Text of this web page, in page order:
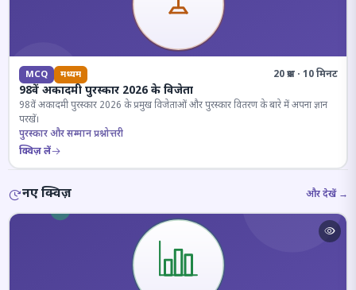
MCQ मध्यम 20 प्रश्न · 10 मिनट
98वें अकादमी पुरस्कार 2026 के विजेता
98वें अकादमी पुरस्कार 2026 के प्रमुख विजेताओं और पुरस्कार वितरण के बारे में अपना ज्ञान
परखें।
पुरस्कार और सम्मान प्रश्नोत्तरी
क्विज़ लें
नए क्विज़ और देखें →